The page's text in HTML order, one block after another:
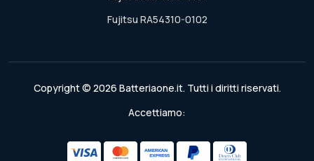
Fujitsu RA54310-0102
Copyright © 2026 Batteriaone.it. Tutti i diritti riservati.
Accettiamo: